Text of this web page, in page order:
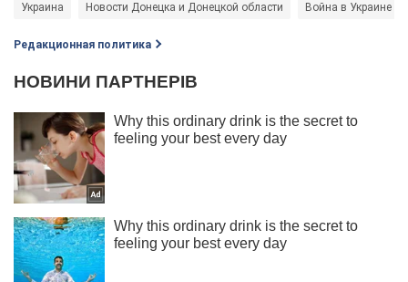
Украина Новости Донецка и Донецкой области Война в Украине
Редакционная политика